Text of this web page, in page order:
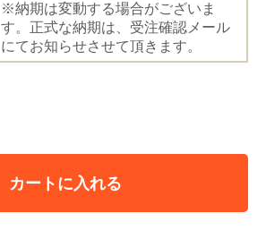
※納期は変動する場合がございま
す。正式な納期は、受注確認メール
にてお知らせさせて頂きます。
カートに入れる